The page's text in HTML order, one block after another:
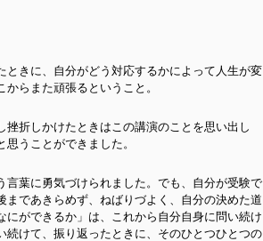
きに、自分がどう対応するかによって人生が変
らまた頑張るということ。
折しかけたときはこの講演のことを思い出し
うことができました。
葉に勇気づけられました。でも、自分が受験で
であきらめず、ねばりづよく、自分の決めた道
ができるか」は、これから自分自身に問い続け
けて、振り返ったときに、そのひとつひとつの